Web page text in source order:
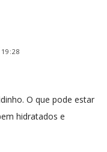
O que pode estar
hidratados e